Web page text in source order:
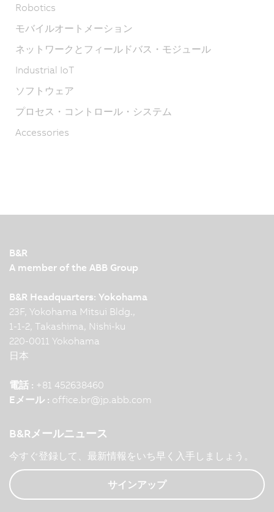
Robotics
モバイルオートメーション
ネットワークとフィールドバス・モジュール
Industrial IoT
ソフトウェア
プロセス・コントロール・システム
Accessories
B&R
A member of the ABB Group
B&R Headquarters: Yokohama
23F, Yokohama Mitsui Bldg.,
1-1-2, Takashima, Nishi-ku
220-0011 Yokohama
日本
電話 : +81 452638460
Eメール : office.br@jp.abb.com
B&Rメールニュース
今すぐ登録して、最新情報をいち早く入手しましょう。
サインアップ